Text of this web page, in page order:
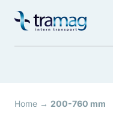
naar
Home → 200-760 mm